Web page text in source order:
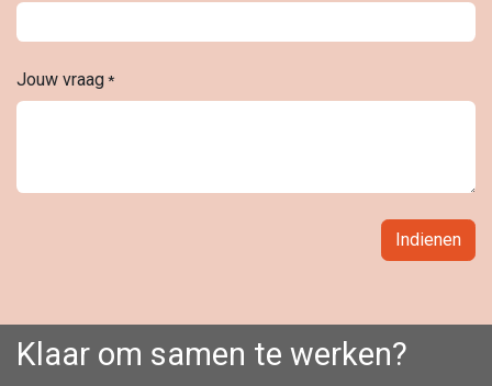
Jouw vraag*
Indienen
Klaar om samen te werken?